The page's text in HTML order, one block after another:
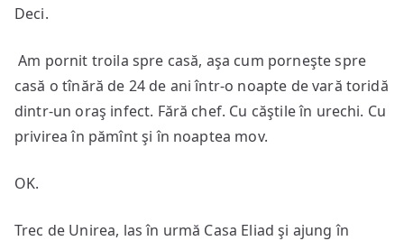
Deci.
Am pornit troila spre casă, aşa cum porneşte spre
casă o tînără de 24 de ani într-o noapte de vară toridă
dintr-un oraş infect. Fără chef. Cu căştile în urechi. Cu
privirea în pămînt şi în noaptea mov.
OK.
Trec de Unirea, las în urmă Casa Eliad şi ajung în